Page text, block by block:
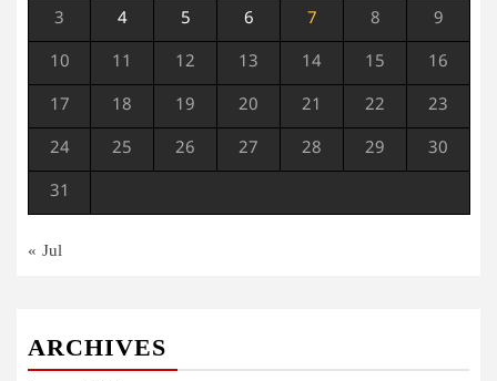
3 4 5 6 7 8 9
10 11 12 13 14 15 16
17 18 19 20 21 22 23
24 25 26 27 28 29 30
31
« Jul
ARCHIVES